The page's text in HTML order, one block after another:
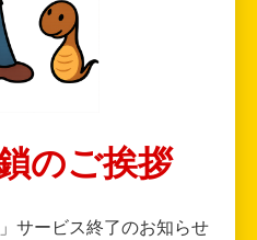
のご挨拶
サービス終了のお知らせ